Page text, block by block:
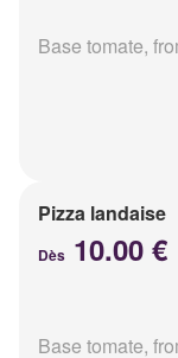
Base tomate,
Pizza landaise
Dès 10.00 €
Base tomate,